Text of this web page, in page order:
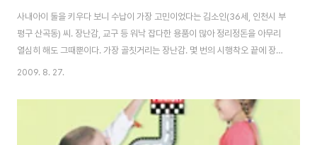
사내아이 둘을 키우다 보니 수납이 가장 고민이었다는 김소인(36세, 인천시 부
평구 산곡동) 씨. 장난감, 교구 등 워낙 잡다한 용품이 많아 정리정돈을 아무리
열심히 해도 그때뿐이다. 가장 골칫거리는 장난감. 몇 번의 시행착오 끝에 장난
감을 굳이 종류별로 정리하고 반듯하게 놓으려하기보다는 한 통에 크기별로 모
쓰지 않는 물건을 과감하게 버리는 것. 아이가 자라서 못 입게 된 옷이나 장난감
은 친척들에게 선물하거나 그때그때 버린다. 또한 아이 방을 꾸밀 욕심에 이것
저것 많이 사서 놓으면 일관성도 없고 방이 복잡해 보이므로 쇼핑할 때는 계획
2009. 8. 27.